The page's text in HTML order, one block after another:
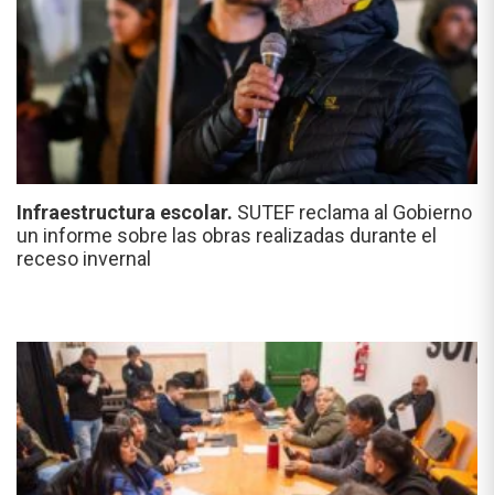
Infraestructura escolar. SUTEF reclama al Gobierno
un informe sobre las obras realizadas durante el
receso invernal